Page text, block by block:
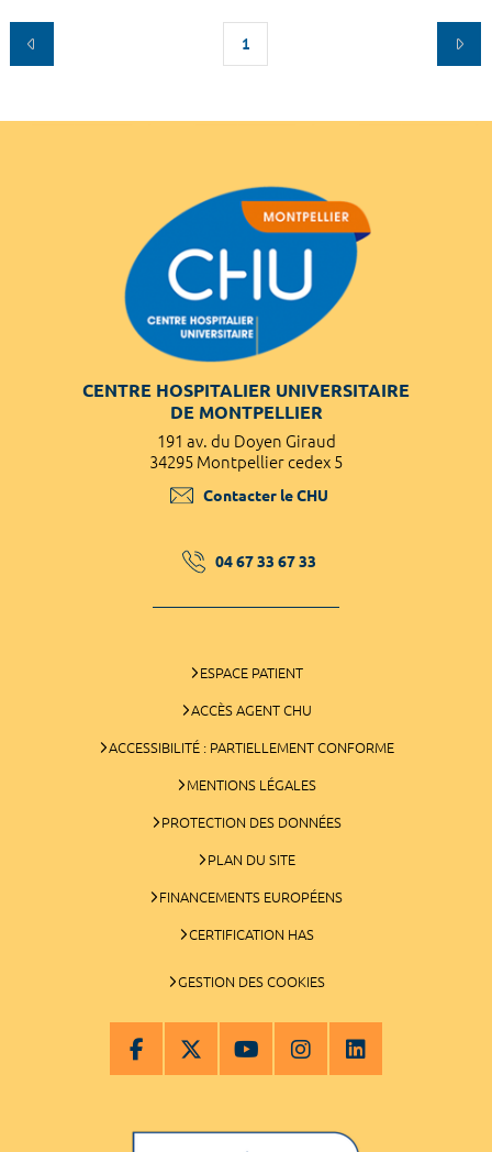
1
CENTRE HOSPITALIER UNIVERSITAIRE
DE MONTPELLIER
191 av. du Doyen Giraud
34295 Montpellier cedex 5
Contacter le CHU
04 67 33 67 33
ESPACE PATIENT
ACCÈS AGENT CHU
ACCESSIBILITÉ : PARTIELLEMENT CONFORME
MENTIONS LÉGALES
PROTECTION DES DONNÉES
PLAN DU SITE
FINANCEMENTS EUROPÉENS
CERTIFICATION HAS
GESTION DES COOKIES